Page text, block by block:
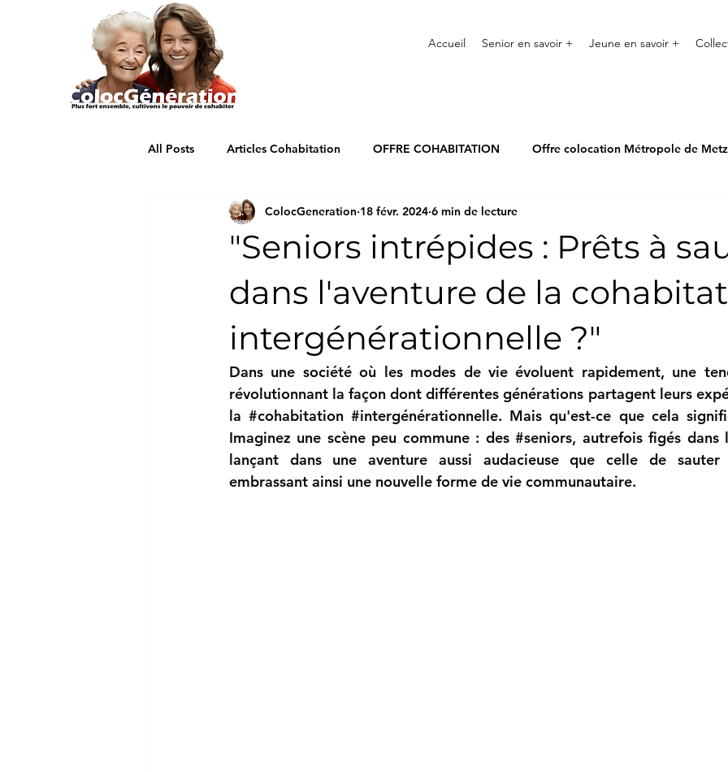
Accueil Senior en savoir + Jeune en savoir +
All Posts Articles Cohabitation OFFRE COHABITATION Offre colocation Métropole de Metz
Offre colocation Métropole de Nancy Offre cohabitation Grand Verdun
Offres cohabitation Strasbourg
"Seniors intrépides : Prêts à
dans l'aventure de la
intergénérationnelle ?"
ColocGeneration 18 févr. 2024 6 min de lecture
Dans une société où les modes de vie évoluent rapidement, une
révolutionnant la façon dont différentes générations partagent leurs
la #cohabitation #intergénérationnelle. Mais qu'est-ce que cela
Imaginez une scène peu commune : des #seniors, autrefois figés dans
lançant dans une aventure aussi audacieuse que celle de sauter
embrassant ainsi une nouvelle forme de vie communautaire.